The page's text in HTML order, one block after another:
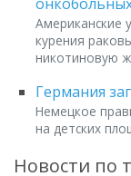
Американские
курения
никотиновую
Германия
Немецкое
на детских
Новости по